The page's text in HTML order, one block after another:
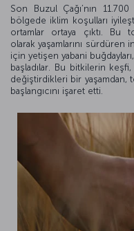
Son Buzul Çağı’nın
bölgede iklim koşulları
ortamlar ortaya çıktı. Bu
olarak yaşamlarını sürdüren
için yetişen yabani
başladılar. Bu bitkilerin
değiştirdikleri bir yaşamdan,
başlangıcını işaret etti.